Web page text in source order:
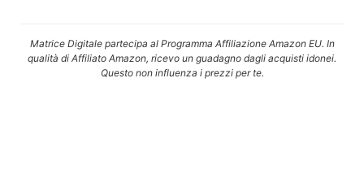
Matrice Digitale partecipa al Programma Affiliazione Amazon EU. In
qualità di Affiliato Amazon, ricevo un guadagno dagli acquisti idonei.
Questo non influenza i prezzi per te.